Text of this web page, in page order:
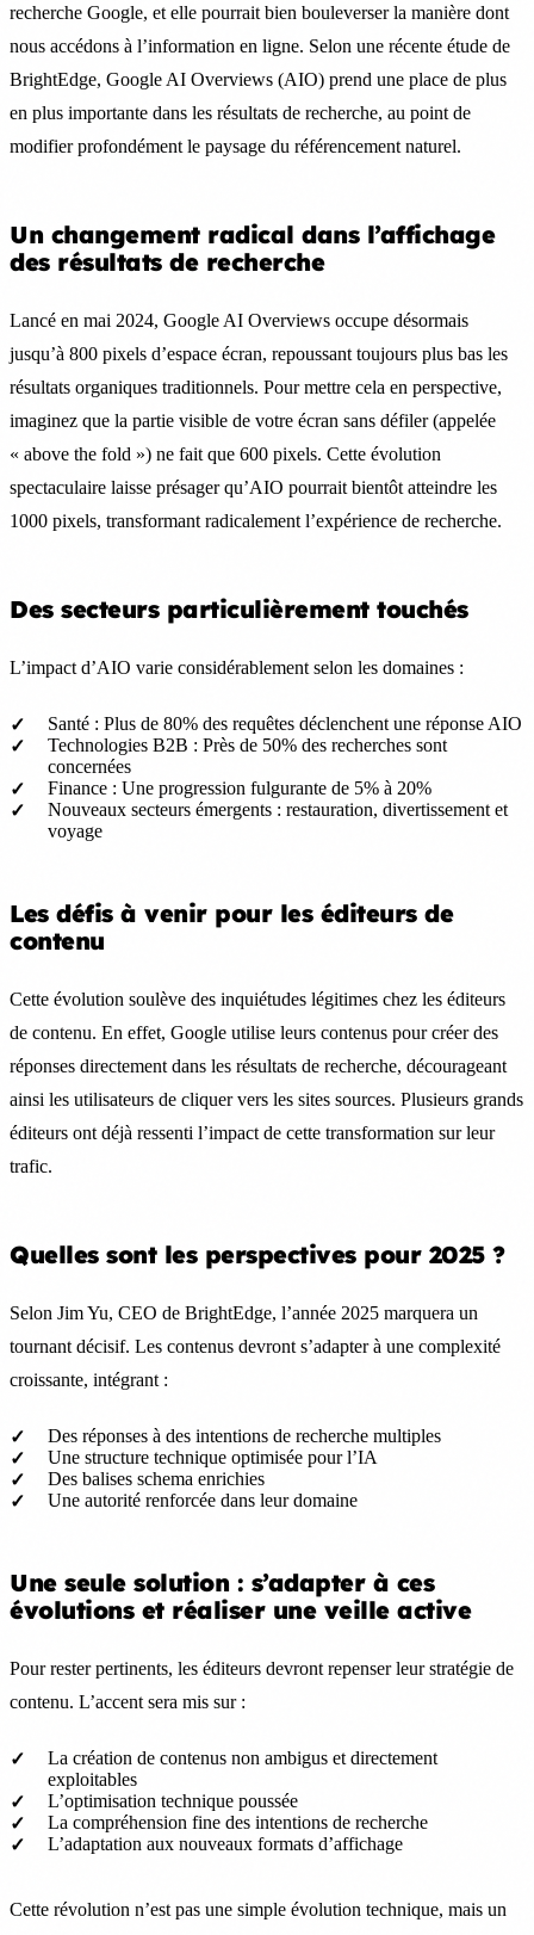
recherche Google, et elle pourrait bien bouleverser la manière dont
nous accédons à l’information en ligne. Selon une récente étude de
BrightEdge, Google AI Overviews (AIO) prend une place de plus
en plus importante dans les résultats de recherche, au point de
modifier profondément le paysage du référencement naturel.
Un changement radical dans l’affichage
des résultats de recherche
Lancé en mai 2024, Google AI Overviews occupe désormais
jusqu’à 800 pixels d’espace écran, repoussant toujours plus bas les
résultats organiques traditionnels. Pour mettre cela en perspective,
imaginez que la partie visible de votre écran sans défiler (appelée
« above the fold ») ne fait que 600 pixels. Cette évolution
spectaculaire laisse présager qu’AIO pourrait bientôt atteindre les
1000 pixels, transformant radicalement l’expérience de recherche.
Des secteurs particulièrement touchés
L’impact d’AIO varie considérablement selon les domaines :
Santé : Plus de 80% des requêtes déclenchent une réponse AIO
Technologies B2B : Près de 50% des recherches sont
concernées
Finance : Une progression fulgurante de 5% à 20%
Nouveaux secteurs émergents : restauration, divertissement et
voyage
Les défis à venir pour les éditeurs de
contenu
Cette évolution soulève des inquiétudes légitimes chez les éditeurs
de contenu. En effet, Google utilise leurs contenus pour créer des
réponses directement dans les résultats de recherche, décourageant
ainsi les utilisateurs de cliquer vers les sites sources. Plusieurs grands
éditeurs ont déjà ressenti l’impact de cette transformation sur leur
trafic.
Quelles sont les perspectives pour 2025 ?
Selon Jim Yu, CEO de BrightEdge, l’année 2025 marquera un
tournant décisif. Les contenus devront s’adapter à une complexité
croissante, intégrant :
Des réponses à des intentions de recherche multiples
Une structure technique optimisée pour l’IA
Des balises schema enrichies
Une autorité renforcée dans leur domaine
Une seule solution : s’adapter à ces
évolutions et réaliser une veille active
Pour rester pertinents, les éditeurs devront repenser leur stratégie de
contenu. L’accent sera mis sur :
La création de contenus non ambigus et directement
exploitables
L’optimisation technique poussée
La compréhension fine des intentions de recherche
L’adaptation aux nouveaux formats d’affichage
Cette révolution n’est pas une simple évolution technique, mais un